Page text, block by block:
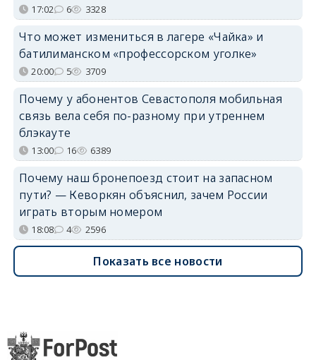
17:02 6 3328
Что может измениться в лагере «Чайка» и
батилиманском «профессорском уголке»
20:00 5 3709
Почему у абонентов Севастополя мобильная
связь вела себя по-разному при утреннем
блэкауте
13:00 16 6389
Почему наш бронепоезд стоит на запасном
пути? — Кеворкян объяснил, зачем России
играть вторым номером
18:08 4 2596
Показать все новости